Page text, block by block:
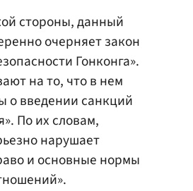
стороны, данный
очерняет закон
Гонконга».
на то, что в нем
о введении санкций
По их словам,
нарушает
и основные нормы